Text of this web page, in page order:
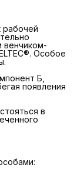
венчиком-
Особое
Б,
появления
в